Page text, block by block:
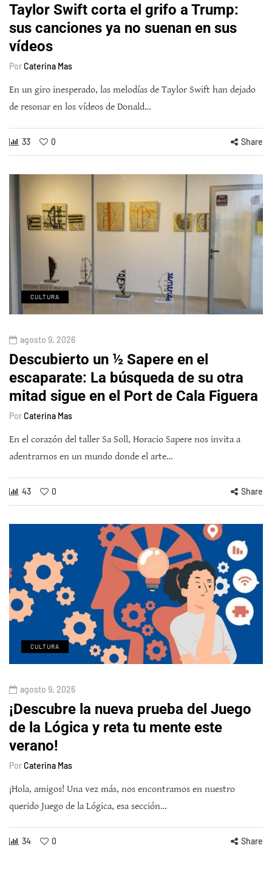
Taylor Swift corta el grifo a Trump:
sus canciones ya no suenan en sus
vídeos
PorCaterina Mas
En un giro inesperado, las melodías de Taylor Swift han dejado
de resonar en los vídeos de Donald…
33 0 Share
CULTURA
agosto 9, 2026
Descubierto un ½ Sapere en el
escaparate: La búsqueda de su otra
mitad sigue en el Port de Cala Figuera
PorCaterina Mas
En el corazón del taller Sa Soll, Horacio Sapere nos invita a
adentrarnos en un mundo donde el arte…
43 0 Share
CULTURA
agosto 9, 2026
¡Descubre la nueva prueba del Juego
de la Lógica y reta tu mente este
verano!
PorCaterina Mas
¡Hola, amigos! Una vez más, nos encontramos en nuestro
querido Juego de la Lógica, esa sección…
34 0 Share